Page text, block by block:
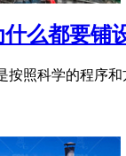
么都要铺
按照科学的程序